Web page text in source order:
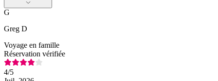
G
Greg D
Voyage en famille
Réservation vérifiée
4/5